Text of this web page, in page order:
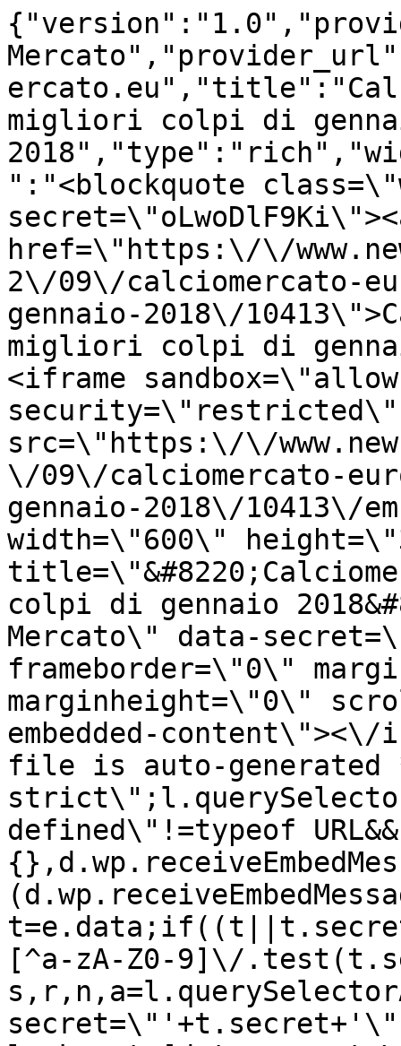
migliori colpi di
":"<blockquote
href=\"https:\/\/
2\/09\/calciomercato-
gennaio-2018\/
migliori colpi di
<iframe
security=\"restricted\"
src=\"https:\/\/
\/09\/calciomercato-
gennaio-2018\/10413\/
width=\"600\"
colpi di gennaio
Mercato\" data-
frameborder=\"0\"
marginheight=\"0\"
embedded-
file is auto-
defined\"!=typeof
[^a-zA-Z0-9]\/